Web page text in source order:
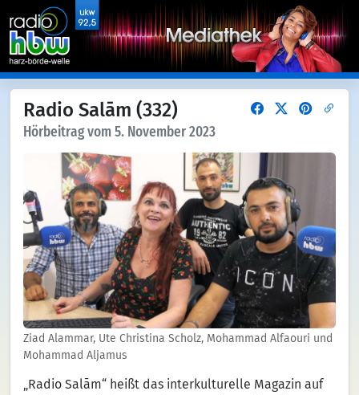
Radio Salām (332)
Hörbeitrag vom 5. November 2023
Ziad Alammar, Ute Christina Scholz, Mohammad Alfaouri und
Mohammad Aljamus
„Radio Salām“ heißt das interkulturelle Magazin auf